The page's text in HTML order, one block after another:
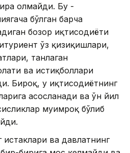
олмайди. Бу -
бўлган барча
бозор иқтисодиёти
ўз қизиқишлари,
танлаган
ва истиқболлари
Бироқ, у иқтисодиётнинг
асосланади ва ўн йил
муҳимроқ бўлиб
ва давлатнинг